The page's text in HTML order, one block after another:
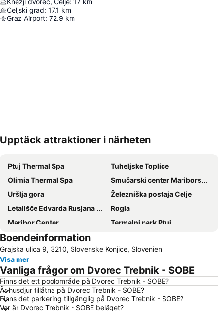
Knežji dvorec, Celje: 17 km
Celjski grad: 17.1 km
Graz Airport: 72.9 km
Förstora kartan
Upptäck attraktioner i närheten
Ptuj Thermal Spa
Tuheljske Toplice
Olimia Thermal Spa
Smučarski center Mariborsko Pohorje
Uršlja gora
Železniška postaja Celje
Letališče Edvarda Rusjana Maribor
Rogla
Maribor Center
Termalni park Ptuj
Dvorac Trakoscan
Boendeinformation
Grajska ulica 9, 3210, Slovenske Konjice, Slovenien
Visa mer
Vanliga frågor om Dvorec Trebnik - SOBE
Finns det ett poolområde på Dvorec Trebnik - SOBE?
Är husdjur tillåtna på Dvorec Trebnik - SOBE?
Finns det parkering tillgänglig på Dvorec Trebnik - SOBE?
Var är Dvorec Trebnik - SOBE beläget?